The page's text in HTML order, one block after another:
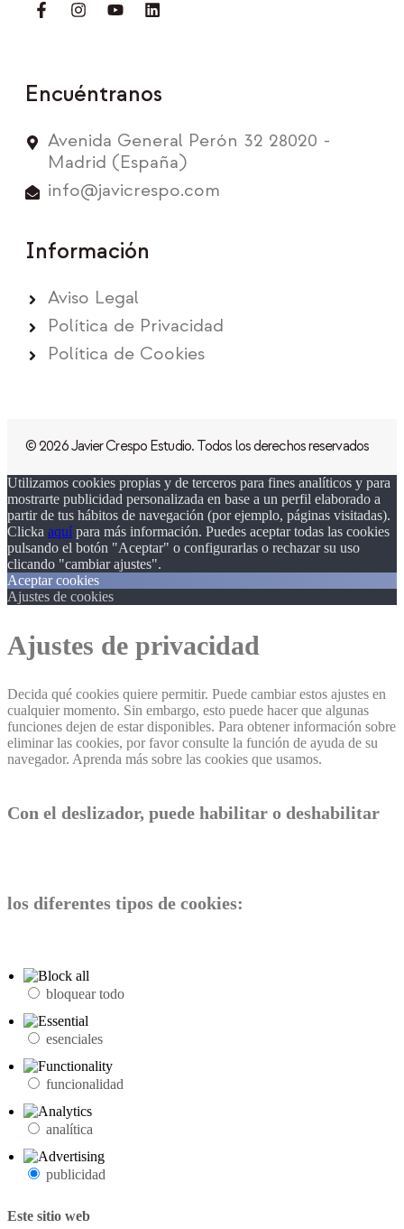
Encuéntranos
Avenida General Perón 32 28020 -
Madrid (España)
info@javicrespo.com
Información
Aviso Legal
Política de Privacidad
Política de Cookies
© 2026 Javier Crespo Estudio. Todos los derechos reservados
Utilizamos cookies propias y de terceros para fines analíticos y para
mostrarte publicidad personalizada en base a un perfil elaborado a
partir de tus hábitos de navegación (por ejemplo, páginas visitadas).
Clicka aquí para más información. Puedes aceptar todas las cookies
pulsando el botón "Aceptar" o configurarlas o rechazar su uso
clicando "cambiar ajustes".
Aceptar cookies
Ajustes de cookies
Ajustes de privacidad
Decida qué cookies quiere permitir. Puede cambiar estos ajustes en
cualquier momento. Sin embargo, esto puede hacer que algunas
funciones dejen de estar disponibles. Para obtener información sobre
eliminar las cookies, por favor consulte la función de ayuda de su
navegador. Aprenda más sobre las cookies que usamos.
Con el deslizador, puede habilitar o deshabilitar
los diferentes tipos de cookies:
bloquear todo
esenciales
funcionalidad
analítica
publicidad
Este sitio web